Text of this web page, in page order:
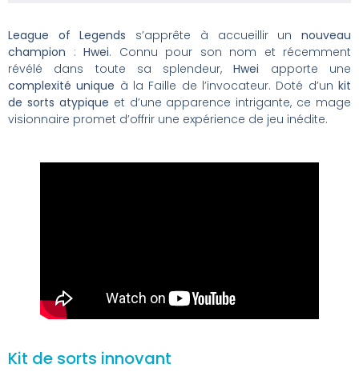
League of Legends s’apprête à accueillir unnouveau
champion : Hwei. Connu pour son nom et récemment
révélé dans toute sa splendeur,Hwei apporte une
complexité unique à la Faille de l’invocateur. Doté d’unkit
de sorts atypique et d’une apparence intrigante, ce mage
visionnaire promet d’offrir une expérience de jeu inédite.
Kit de sorts innovant